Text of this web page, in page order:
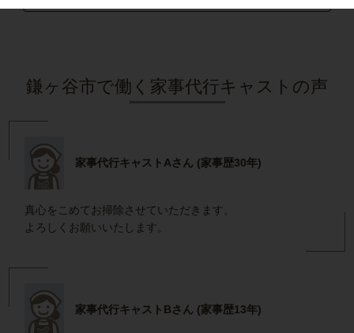
鎌ヶ谷市で働く家事代行キャストの声
家事代行キャストAさん (家事歴30年)
真心をこめてお掃除させていただきます。
よろしくお願いいたします。
家事代行キャストBさん (家事歴13年)